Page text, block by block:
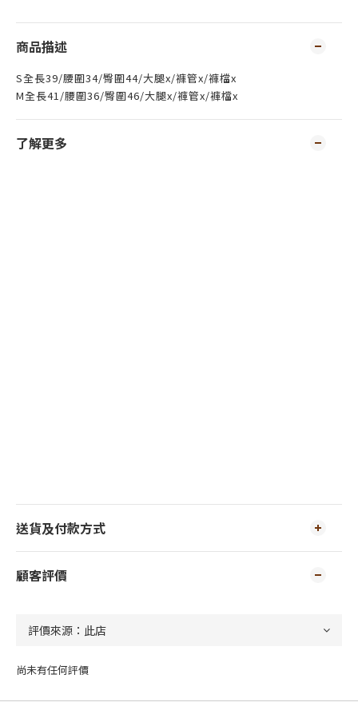
商品描述
S全長39/腰圍34/臀圍44/大腿x/褲管x/褲檔x
M全長41/腰圍36/臀圍46/大腿x/褲管x/褲檔x
了解更多
送貨及付款方式
顧客評價
尚未有任何評價